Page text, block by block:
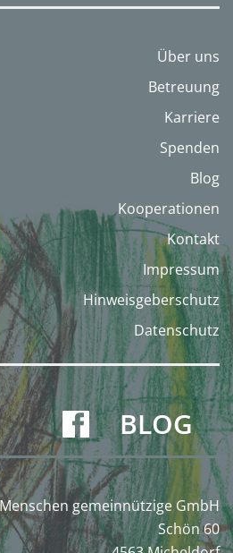
Über uns
Betreuung
Karriere
Spenden
Blog
Kooperationen
Kontakt
Impressum
Hinweisgeberschutz
Datenschutz
BLOG
gemeinnützige GmbH
Schön 60